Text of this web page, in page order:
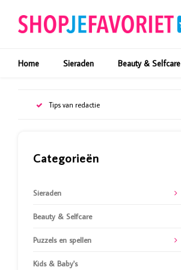
Home Sieraden Beauty & Selfcare
Tips van redactie
Categorieën
Sieraden
Beauty & Selfcare
Puzzels en spellen
Kids & Baby's